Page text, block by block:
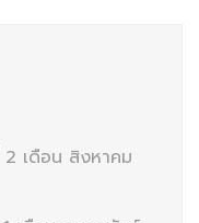
เดือน สิงหาคม